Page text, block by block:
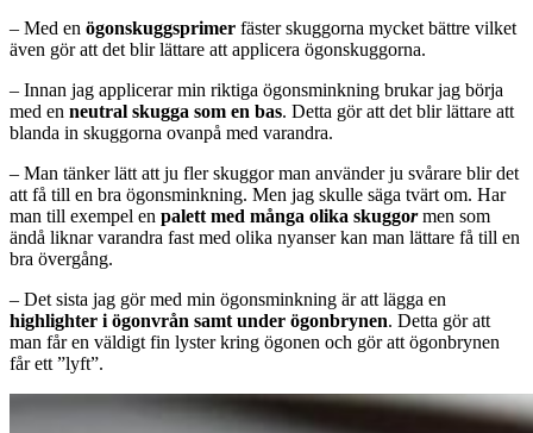
– Med en ögonskuggsprimer fäster skuggorna mycket bättre vilket
även gör att det blir lättare att applicera ögonskuggorna.
– Innan jag applicerar min riktiga ögonsminkning brukar jag börja
med en neutral skugga som en bas. Detta gör att det blir lättare att
blanda in skuggorna ovanpå med varandra.
– Man tänker lätt att ju fler skuggor man använder ju svårare blir det
att få till en bra ögonsminkning. Men jag skulle säga tvärt om. Har
man till exempel en palett med många olika skuggormen som
ändå liknar varandra fast med olika nyanser kan man lättare få till en
bra övergång.
– Det sista jag gör med min ögonsminkning är att lägga en
highlighter i ögonvrån samt under ögonbrynen. Detta gör att
man får en väldigt fin lyster kring ögonen och gör att ögonbrynen
får ett ”lyft”.